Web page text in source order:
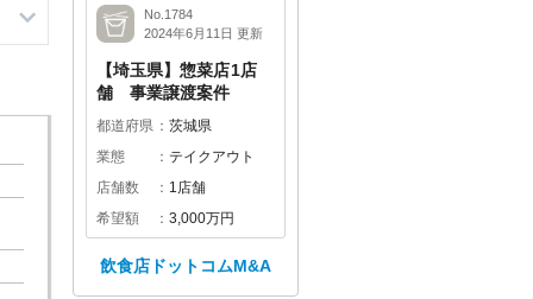
No.1784
2024年6月11日 更新
【埼玉県】惣菜店1店
舗 事業譲渡案件
都道府県
茨城県
業態
テイクアウト
店舗数
1店舗
希望額
3,000万円
飲食店ドットコムM&A